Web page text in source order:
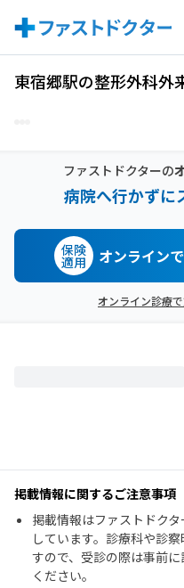
東宿郷駅の整形外科外
ファストドクターの
病院へ行かずに
保険
適用 オンライン
オンライン診療
掲載情報に関するご注意事項
掲載情報はファストドク
しています。診療科や診
すので、受診の際は事前
ください。